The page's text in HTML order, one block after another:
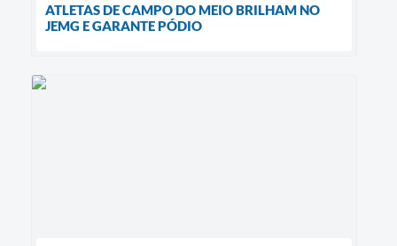
ATLETAS DE CAMPO DO MEIO BRILHAM NO
JEMG E GARANTE PÓDIO